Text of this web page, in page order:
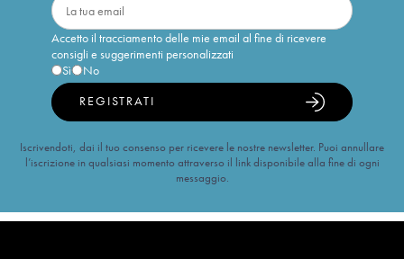
Accetto il tracciamento delle mie email al fine di ricevere
consigli e suggerimenti personalizzati
Sì
No
REGISTRATI
Iscrivendoti, dai il tuo consenso per ricevere le nostre newsletter. Puoi annullare
l’iscrizione in qualsiasi momento attraverso il link disponibile alla fine di ogni
messaggio.